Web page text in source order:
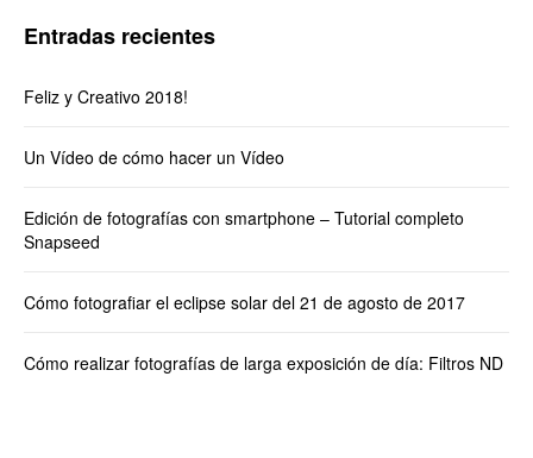
Entradas recientes
Feliz y Creativo 2018!
Un Vídeo de cómo hacer un Vídeo
Edición de fotografías con smartphone – Tutorial completo
Snapseed
Cómo fotografiar el eclipse solar del 21 de agosto de 2017
Cómo realizar fotografías de larga exposición de día: Filtros ND